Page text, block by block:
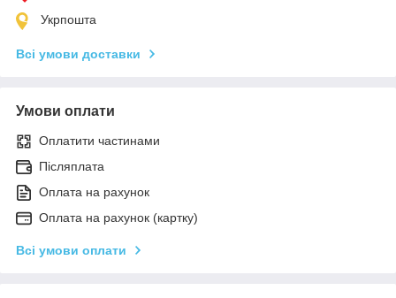
Укрпошта
Всі умови доставки
Умови оплати
Оплатити частинами
Післяплата
Оплата на рахунок
Оплата на рахунок (картку)
Всі умови оплати